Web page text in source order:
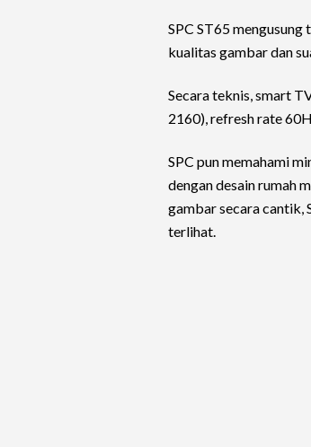
SPC ST65
kualitas gambar dan
Secara teknis, smart
2160), refresh rate
SPC pun memahami
dengan desain rumah
gambar secara cantik,
terlihat.